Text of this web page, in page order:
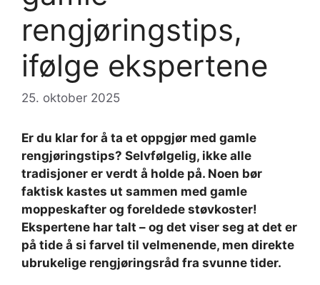
rengjøringstips,
ifølge ekspertene
25. oktober 2025
Er du klar for å ta et oppgjør med gamle
rengjøringstips? Selvfølgelig, ikke alle
tradisjoner er verdt å holde på. Noen bør
faktisk kastes ut sammen med gamle
moppeskafter og foreldede støvkoster!
Ekspertene har talt – og det viser seg at det er
på tide å si farvel til velmenende, men direkte
ubrukelige rengjøringsråd fra svunne tider.